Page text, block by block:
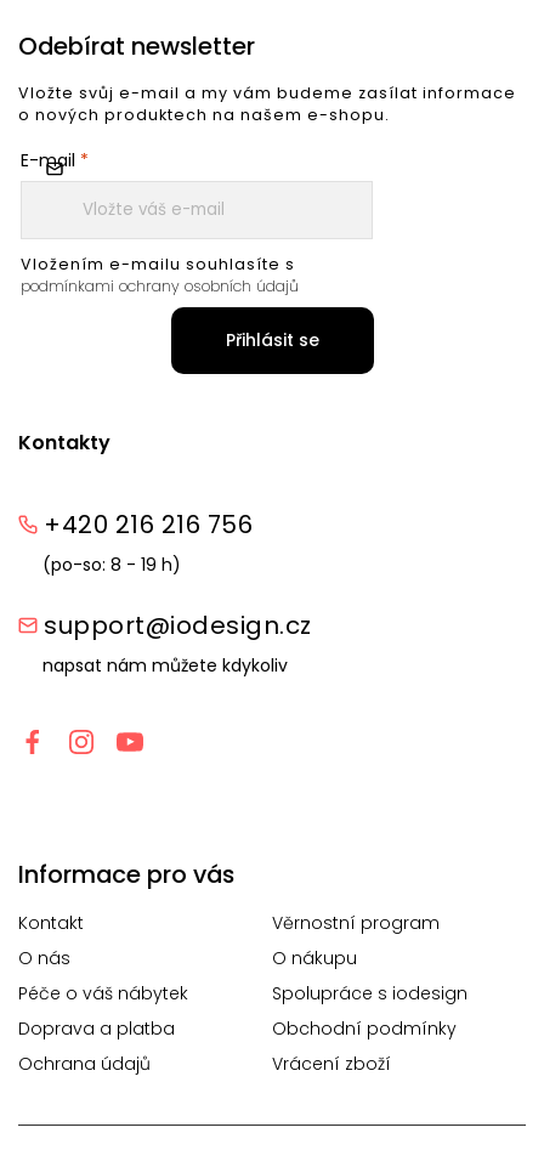
Kontakty
+420 216 216 756
(po-so: 8 - 19 h)
support@iodesign.cz
napsat nám můžete kdykoliv
Informace pro vás
Kontakt
Věrnostní program
O nás
O nákupu
Péče o váš nábytek
Spolupráce s iodesign
Doprava a platba
Obchodní podmínky
Ochrana údajů
Vrácení zboží
Odebírat newsletter
Vložte svůj e-mail a my vám budeme zasílat informace
o nových produktech na našem e-shopu.
E-mail
Vložením e-mailu souhlasíte s
podmínkami ochrany osobních údajů
Přihlásit se